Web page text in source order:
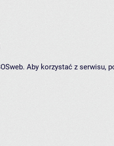
Aby korzystać z serwisu,